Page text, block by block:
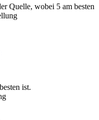
Quelle, wobei 5 am besten
ist.